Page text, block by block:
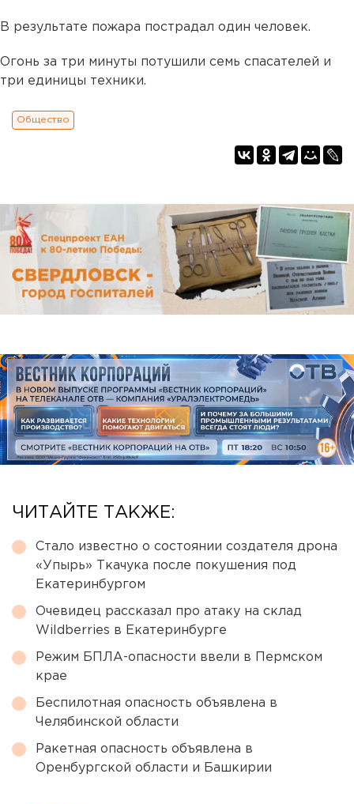
В результате пожара пострадал один человек.
Огонь за три минуты потушили семь спасателей и
три единицы техники.
Общество
ЧИТАЙТЕ ТАКЖЕ:
Стало известно о состоянии создателя дрона
«Упырь» Ткачука после покушения под
Екатеринбургом
Очевидец рассказал про атаку на склад
Wildberries в Екатеринбурге
Режим БПЛА-опасности ввели в Пермском
крае
Беспилотная опасность объявлена в
Челябинской области
Ракетная опасность объявлена в
Оренбургской области и Башкирии